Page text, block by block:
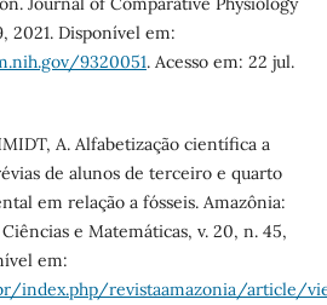
2021. Disponível em:
9320051. Acesso em: 22 jul.
A. Alfabetização científica a
de alunos de terceiro e quarto
em relação a fósseis. Amazônia:
e Matemáticas, v. 20, n. 45,
em:
index.php/revistaamazonia/article/